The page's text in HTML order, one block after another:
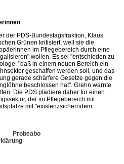
der PDS-Bundestagsfraktion, Klaus
Grünen kritisiert, weil sie die
im Pflegebereich durch eine
wollen. Es sei "entschieden zu
"daß in einem neuen Bereich ein
geschaffen werden soll, und das
gerade schärfere Gesetze gegen die
beschlossen hat". Grehn warnte
Die PDS plädiere daher für einen
der im Pflegebereich mit
mit "existenzsicherndem
Probeabo